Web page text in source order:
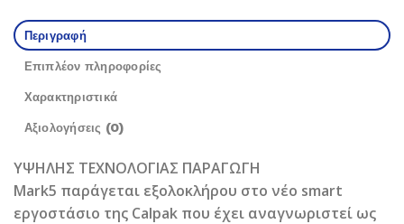
Περιγραφή
Επιπλέον πληροφορίες
Χαρακτηριστικά
Αξιολογήσεις (0)
ΥΨΗΛΗΣ ΤΕΧΝΟΛΟΓΙΑΣ ΠΑΡΑΓΩΓΗ
Mark5 παράγεται εξολοκλήρου στο νέο smart
εργοστάσιο της Calpak που έχει αναγνωριστεί ως